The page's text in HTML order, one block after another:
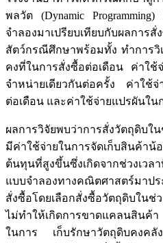
พลวัต (Dynamic
จำลองมาเปรียบเทียบกับผลการสั่
สัตว์กรณีศึกษาพร้อมทั้ง ทำการวิ
คงที่ในการสั่งซื้อต่อเดือน ค่าใช้
จำหน่ายเดียวกันต่อครั้ง ค่าใช้จ่
ต่อเดือน และค่าใช้จ่ายแปรผันใ
ผลการวิจัยพบว่าการสั่งวัตถุดิบใ
มีค่าใช้จ่ายในการจัดเก็บสินค้
ต้นทุนที่สูงขึ้นซึ่งเกิดจากช่วงเ
แบบจำลองทางคณิตศาสตร์มาปร
สั่งซื้อโดยเลือกสั่งซื้อวัตถุดิบในช่
ไม่ทำให้เกิดการขาดแคลนสิน
ในการ เก็บรักษาวัตถุดิบคงคลั